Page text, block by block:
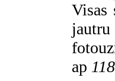
Visas
ap 118